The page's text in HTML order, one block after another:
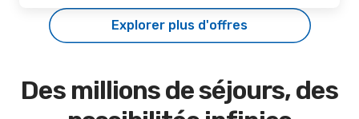
Explorer plus d'offres
Des millions de séjours, des